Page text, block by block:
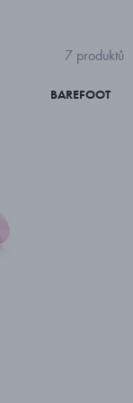
7 produktů
BAREFOOT